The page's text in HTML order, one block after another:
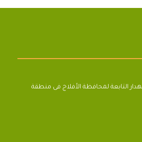
التابعة لمحافظة الأفلاج فى منطقة